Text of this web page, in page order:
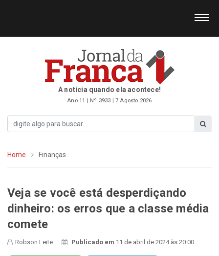
A notícia quando ela acontece!
Ano 11 | Nº 3933 | 7 Agosto 2026
Home Finanças
Veja se você está desperdiçando
dinheiro: os erros que a classe média
comete
Robson Leite Publicado em 11 de abril de 2024 às 20:00